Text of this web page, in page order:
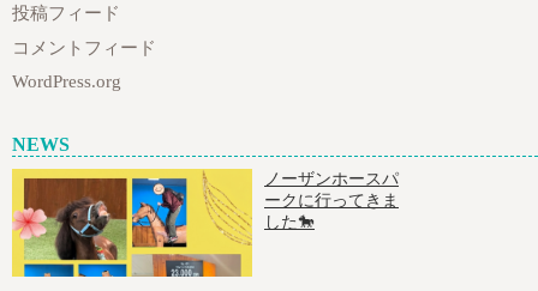
投稿フィード
コメントフィード
WordPress.org
NEWS
ノーザンホースパ
ークに行ってきま
した🐎